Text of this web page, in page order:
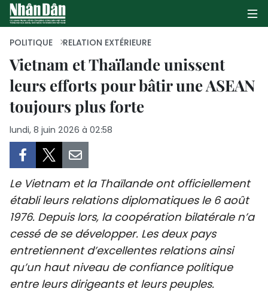
PAGE D'ACCUEIL
POLITIQUE
CULTURE
TOURISME
ENVIRONNEMENT
SPORT
POLITIQUE RELATION EXTÉRIEURE
Vietnam et Thaïlande unissent
leurs efforts pour bâtir une ASEAN
toujours plus forte
lundi, 8 juin 2026 à 02:58
Le Vietnam et la Thaïlande ont officiellement
établi leurs relations diplomatiques le 6 août
1976. Depuis lors, la coopération bilatérale n’a
cessé de se développer. Les deux pays
entretiennent d’excellentes relations ainsi
qu’un haut niveau de confiance politique
entre leurs dirigeants et leurs peuples.